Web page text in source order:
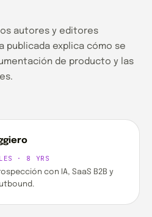
autores y editores
publicada explica cómo se
de producto y las
· 8 YRS
con IA, SaaS B2B y